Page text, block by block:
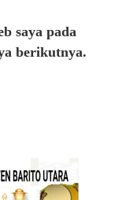
saya pada
berikutnya.